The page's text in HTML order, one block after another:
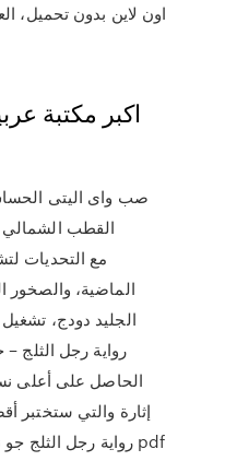
اون لاين بدون تحميل،
القطب
الماضية،
الجليد دودج،
رواية رجل الثلج
الحاصل على أعلى
إثارة والتي ستختبر